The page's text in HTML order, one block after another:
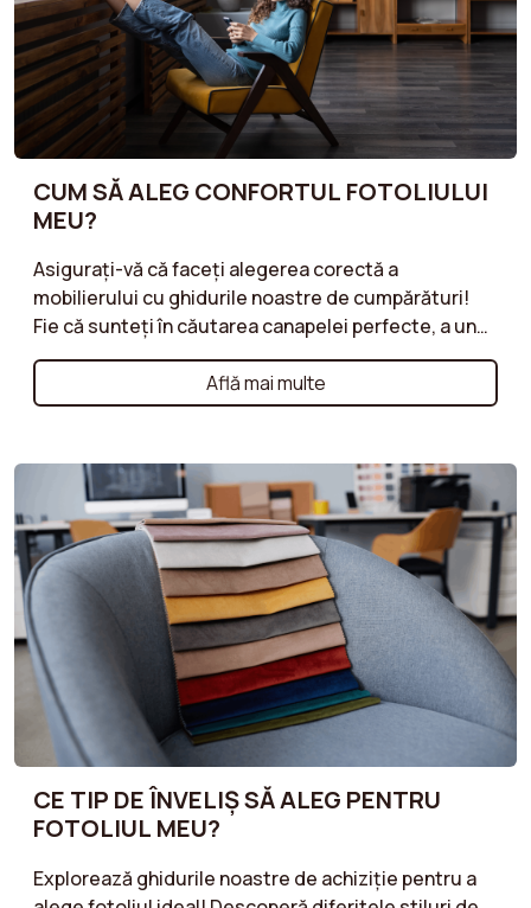
CUM SĂ ALEG CONFORTUL FOTOLIULUI
MEU?
Asigurați-vă că faceți alegerea corectă a
mobilierului cu ghidurile noastre de cumpărături!
Fie că sunteți în căutarea canapelei perfecte, a unui
fotoliu confortabil sau a unui taburet practic,
ghidurile noastre vă oferă sfaturi valoroase pentru
fiecare tip de mobilier. Descoperiți criteriile
materialele, stilurile, dimensiunile și
funcționalitățile, pentru a face alegerile corecte
care să răspundă nevoilor și stilului dumneavoastră
de viață. Ghidurile noastre sunt concepute pentru a
vă ajuta să găsiți mobilier care combină confortul,
calitatea și estetica, respectând în același timp
bugetul dvs.
Află mai multe
CE TIP DE ÎNVELIȘ SĂ ALEG PENTRU
FOTOLIUL MEU?
Explorează ghidurile noastre de achiziție pentru a